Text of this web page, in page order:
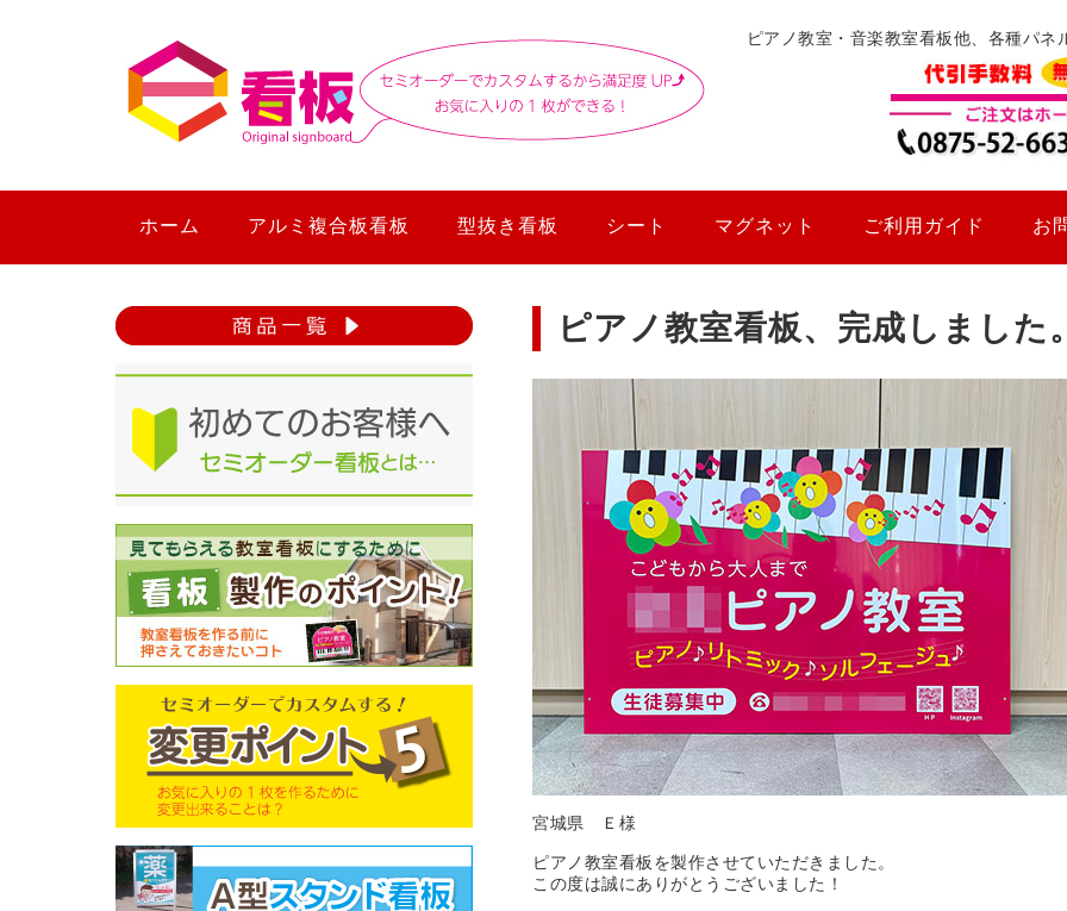
ピアノ教室・音楽教室看板他、各種パ
ホーム アルミ複合板看板 型抜き看板 シート マグネット ご利用ガイド お
ピアノ教室看板、完成しました
宮城県 Ｅ様
ピアノ教室看板を製作させていただきました。
この度は誠にありがとうございました！